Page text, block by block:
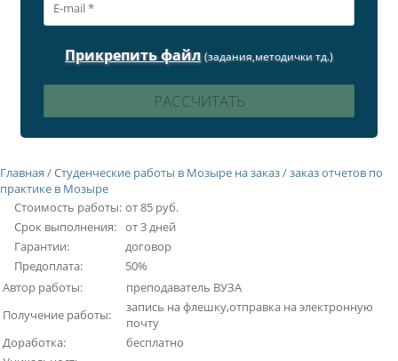
Прикрепить файл (задания,методички тд.)
Главная /Студенческие работы в Мозыре на заказ/заказ отчетов по
практике в Мозыре
Стоимость работы: от 85 руб.
Срок выполнения: от 3 дней
Гарантии:
договор
Предоплата:
50%
Автор работы:
преподаватель ВУЗА
Получение работы:
запись на флешку,отправка на электронную
почту
Доработка:
бесплатно